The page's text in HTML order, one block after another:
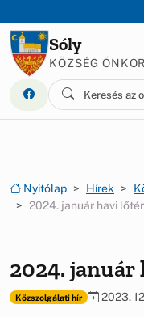
Sóly
KÖZSÉG
Nyitólap Hírek
2024. január havi
2024.
Közszolgálati hír 2023.